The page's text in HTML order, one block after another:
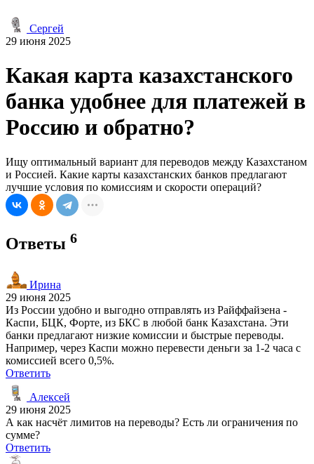
Сергей
29 июня 2025
Какая карта казахстанского
банка удобнее для платежей в
Россию и обратно?
Ищу оптимальный вариант для переводов между Казахстаном
и Россией. Какие карты казахстанских банков предлагают
лучшие условия по комиссиям и скорости операций?
Ответы 6
Ирина
29 июня 2025
Из России удобно и выгодно отправлять из Райффайзена -
Каспи, БЦК, Форте, из БКС в любой банк Казахстана. Эти
банки предлагают низкие комиссии и быстрые переводы.
Например, через Каспи можно перевести деньги за 1-2 часа с
комиссией всего 0,5%.
Ответить
Алексей
29 июня 2025
А как насчёт лимитов на переводы? Есть ли ограничения по
сумме?
Ответить